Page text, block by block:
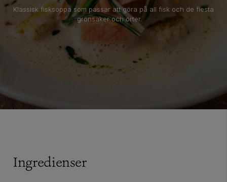
Klassisk fisksoppa som passar att göra på all fisk och de flesta
grönsaker och örter.
Ingredienser